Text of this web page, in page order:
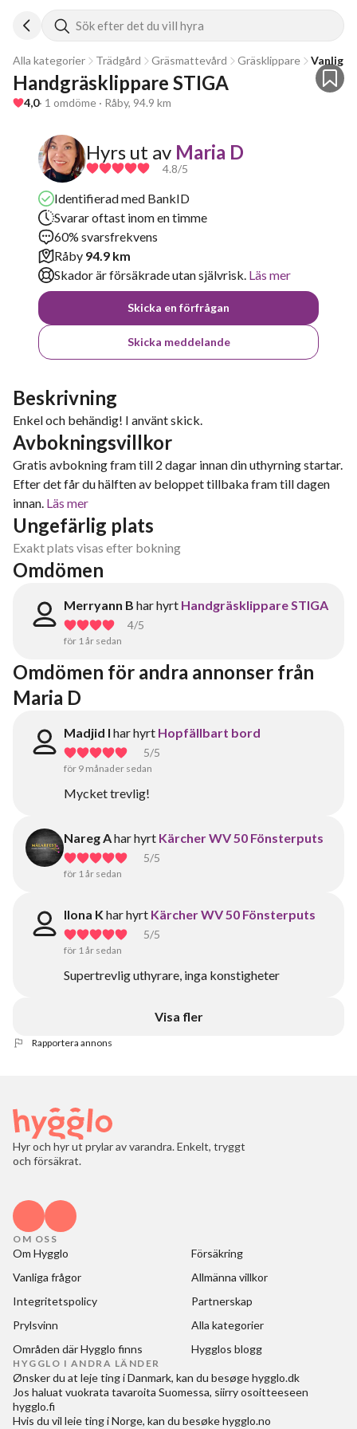
Sök efter det du vill hyra
Alla kategorier Trädgård Gräsmattevård Gräsklippare Vanlig
Handgräsklippare STIGA
4,0· 1 omdöme · Råby, 94.9 km
Hyrs ut av Maria D
4.8/5
Identifierad med BankID
Svarar oftast inom en timme
60% svarsfrekvens
Råby 94.9 km
Skador är försäkrade utan självrisk. Läs mer
Skicka en förfrågan
Skicka meddelande
Beskrivning
Enkel och behändig! I använt skick.
Avbokningsvillkor
Gratis avbokning fram till 2 dagar innan din uthyrning startar.
Efter det får du hälften av beloppet tillbaka fram till dagen
innan. Läs mer
Ungefärlig plats
Exakt plats visas efter bokning
Omdömen
Merryann B har hyrt Handgräsklippare STIGA
4/5
för 1 år sedan
Omdömen för andra annonser från
Maria D
Madjid I har hyrt Hopfällbart bord
5/5
för 9 månader sedan
Mycket trevlig!
Nareg Ahar hyrt Kärcher WV 50 Fönsterputs
5/5
för 1 år sedan
Ilona K har hyrt Kärcher WV 50 Fönsterputs
5/5
för 1 år sedan
Supertrevlig uthyrare, inga konstigheter
Visa fler
Rapportera annons
Hyr och hyr ut prylar av varandra. Enkelt, tryggt
och försäkrat.
OM OSS
Om Hygglo
Försäkring
Vanliga frågor
Allmänna villkor
Integritetspolicy
Partnerskap
Prylsvinn
Alla kategorier
Områden där Hygglo finns
Hygglos blogg
HYGGLO I ANDRA LÄNDER
Ønsker du at leje ting i Danmark, kan du besøgehygglo.dk
Jos haluat vuokrata tavaroita Suomessa, siirry osoitteeseen
hygglo.fi
Hvis du vil leie ting i Norge, kan du besøkehygglo.no